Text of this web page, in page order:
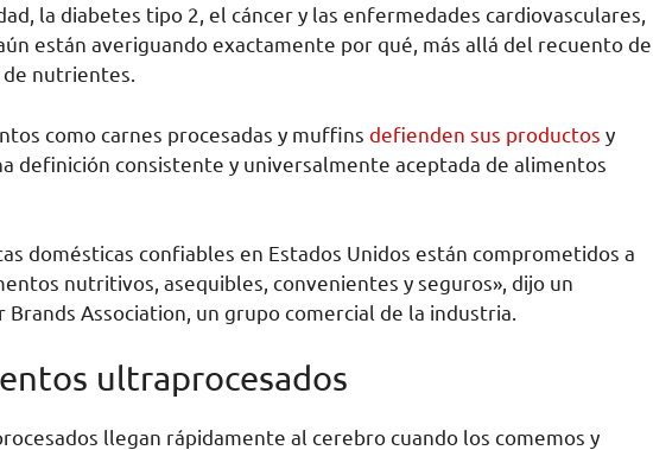
la diabetes tipo 2, el cáncer y las enfermedades cardiovasculares,
están averiguando exactamente por qué, más allá del recuento de
de nutrientes.
como carnes procesadas y muffins defienden sus productos y
definición consistente y universalmente aceptada de alimentos
domésticas confiables en Estados Unidos están comprometidos a
nutritivos, asequibles, convenientes y seguros», dijo un
Brands Association, un grupo comercial de la industria.
ultraprocesados
​​llegan rápidamente al cerebro cuando los comemos y